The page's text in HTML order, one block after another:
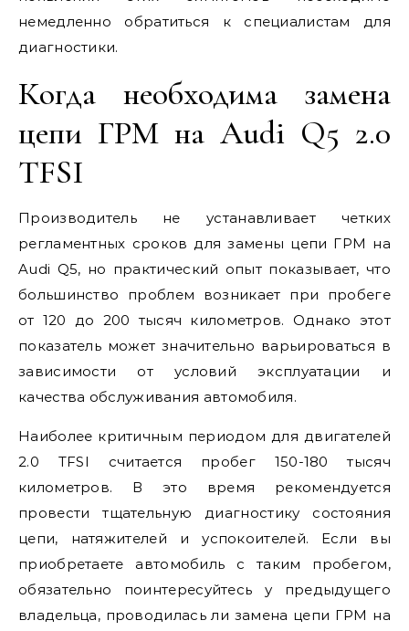
немедленно обратиться к специалистам для
диагностики.
Когда необходима замена
цепи ГРМ на Audi Q5 2.0
TFSI
Производитель не устанавливает четких
регламентных сроков для замены цепи ГРМ на
Audi Q5, но практический опыт показывает, что
большинство проблем возникает при пробеге
от 120 до 200 тысяч километров. Однако этот
показатель может значительно варьироваться в
зависимости от условий эксплуатации и
качества обслуживания автомобиля.
Наиболее критичным периодом для двигателей
2.0 TFSI считается пробег 150-180 тысяч
километров. В это время рекомендуется
провести тщательную диагностику состояния
цепи, натяжителей и успокоителей. Если вы
приобретаете автомобиль с таким пробегом,
обязательно поинтересуйтесь у предыдущего
владельца, проводилась ли замена цепи ГРМ на